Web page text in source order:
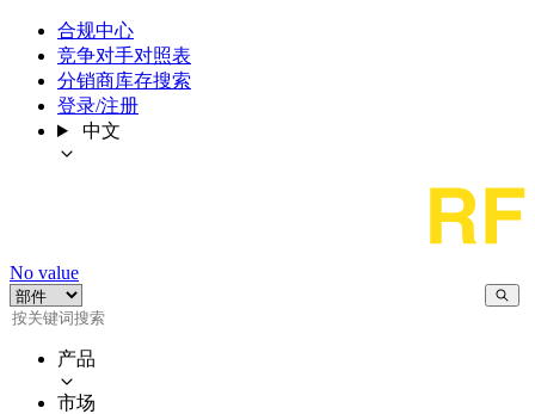
合规中心
竞争对手对照表
分销商库存搜索
登录/注册
中文
No value
产品
市场